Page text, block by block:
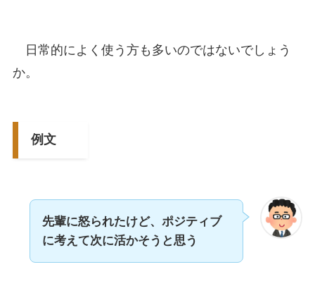
日常的によく使う方も多いのではないでしょう
か。
例文
先輩に怒られたけど、ポジティブ
に考えて次に活かそうと思う